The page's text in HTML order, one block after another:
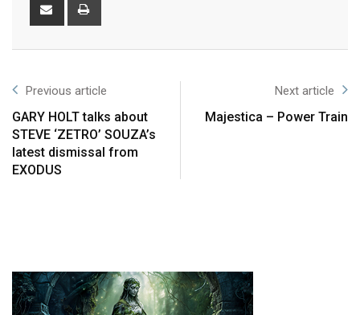
Previous article
GARY HOLT talks about
STEVE ‘ZETRO’ SOUZA’s
latest dismissal from
EXODUS
Next article
Majestica – Power Train